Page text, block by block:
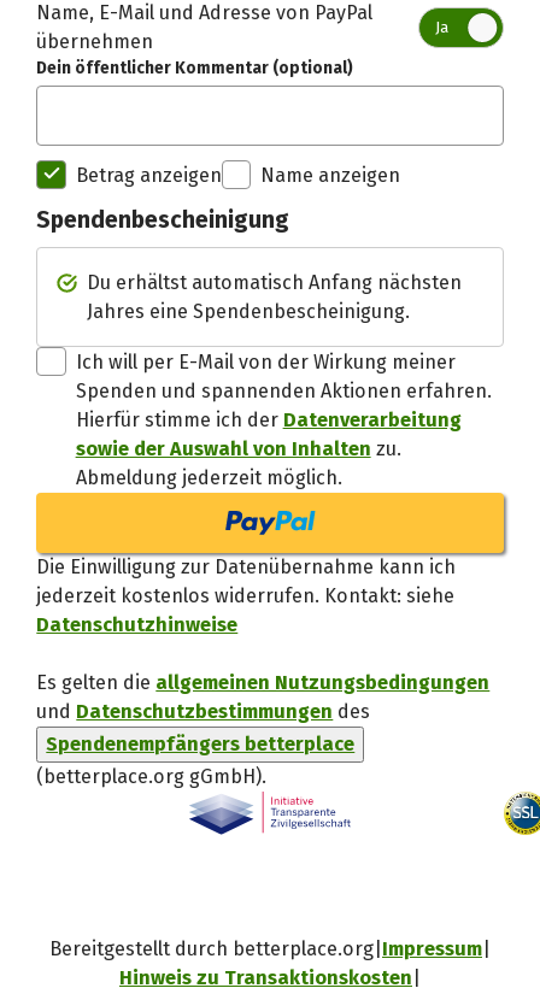
Name, E-Mail und Adresse von PayPal
übernehmen
Ja
Dein öffentlicher Kommentar (optional)
Betrag anzeigen Name anzeigen
Spendenbescheinigung
Du erhältst automatisch Anfang nächsten
Jahres eine Spendenbescheinigung.
Ich will per E-Mail von der Wirkung meiner
Spenden und spannenden Aktionen erfahren.
Hierfür stimme ich der Datenverarbeitung
sowie der Auswahl von Inhalten zu.
Abmeldung jederzeit möglich.
Die Einwilligung zur Datenübernahme kann ich
jederzeit kostenlos widerrufen. Kontakt: siehe
Datenschutzhinweise
Es gelten die allgemeinen Nutzungsbedingungen
und Datenschutzbestimmungen des
Spendenempfängers betterplace
(betterplace.org gGmbH)
Spendenempfänger
.
Bereitgestellt durch betterplace.org Impressum
Hinweis zu Transaktionskosten